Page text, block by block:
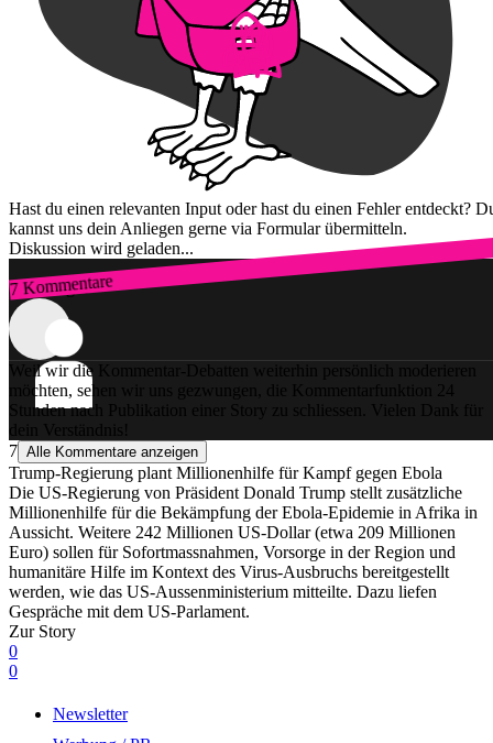
Hast du einen relevanten Input oder hast du einen Fehler entdeckt?
kannst uns dein Anliegen gerne via Formular übermitteln.
Diskussion wird geladen...
7 Kommentare
Zum Login
Weil wir die Kommentar-Debatten weiterhin persönlich moderieren
möchten, sehen wir uns gezwungen, die Kommentarfunktion 24
Stunden nach Publikation einer Story zu schliessen. Vielen Dank für
dein Verständnis!
7 Alle Kommentare anzeigen
Trump-Regierung plant Millionenhilfe für Kampf gegen Ebola
Die US-Regierung von Präsident Donald Trump stellt zusätzliche
Millionenhilfe für die Bekämpfung der Ebola-Epidemie in Afrika in
Aussicht. Weitere 242 Millionen US-Dollar (etwa 209 Millionen
Euro) sollen für Sofortmassnahmen, Vorsorge in der Region und
humanitäre Hilfe im Kontext des Virus-Ausbruchs bereitgestellt
werden, wie das US-Aussenministerium mitteilte. Dazu liefen
Gespräche mit dem US-Parlament.
Zur Story
0
0
Newsletter